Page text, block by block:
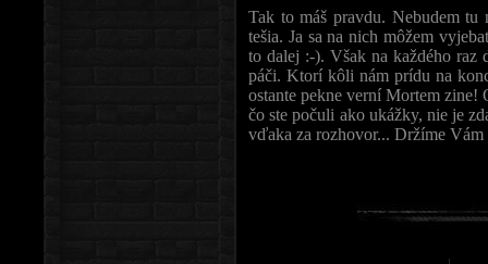
Tak to máš pravdu. Nebudem
tešia. Ja sa na nich môžem
to dalej :-). Však na každého raz
páči. Ktorí kôli nám prídu na
ostante pekne verní Mortem
čo ste počuli ako ukážky, nie je
vďaka za rozhovor... Držíme Vám